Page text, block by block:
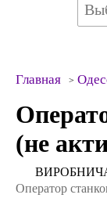
Главная
(не
Оператор